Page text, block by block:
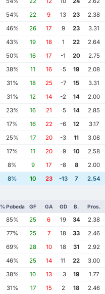
54% 22 9 13 23
2.38
46% 26 17 9 23
3.31
43% 19 18 1 22
2.64
50% 16 17 -1 20
2.75
38% 11 16 -5 19
2.08
31% 18 25 -7 15
3.31
31% 12 14 -2 14
2.00
23% 16 21 -5 14
2.85
17% 16 22 -6 12
3.17
25% 17 20 -3 11
3.08
17% 11 20 -9 10
2.58
8% 9 17 -8 8
2.00
8% 10 23 -13 7 2.54
% Pobeda GF GA GD B. Pros.
85% 25 6 19 34
2.38
77% 25 7 18 33
2.46
69% 28 10 18 31
2.92
46% 25 14 11 22
3.00
38% 10 13 -3 19
1.77
31% 17 15 2 18
2.46